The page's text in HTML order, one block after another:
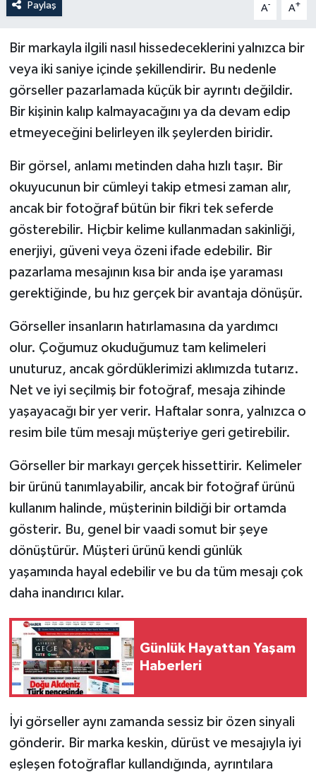
Paylaş A- A+
Bir markayla ilgili nasıl hissedeceklerini yalnızca bir
veya iki saniye içinde şekillendirir. Bu nedenle
görseller pazarlamada küçük bir ayrıntı değildir.
Bir kişinin kalıp kalmayacağını ya da devam edip
etmeyeceğini belirleyen ilk şeylerden biridir.
Bir görsel, anlamı metinden daha hızlı taşır. Bir
okuyucunun bir cümleyi takip etmesi zaman alır,
ancak bir fotoğraf bütün bir fikri tek seferde
gösterebilir. Hiçbir kelime kullanmadan sakinliği,
enerjiyi, güveni veya özeni ifade edebilir. Bir
pazarlama mesajının kısa bir anda işe yaraması
gerektiğinde, bu hız gerçek bir avantaja dönüşür.
Görseller insanların hatırlamasına da yardımcı
olur. Çoğumuz okuduğumuz tam kelimeleri
unuturuz, ancak gördüklerimizi aklımızda tutarız.
Net ve iyi seçilmiş bir fotoğraf, mesaja zihinde
yaşayacağı bir yer verir. Haftalar sonra, yalnızca o
resim bile tüm mesajı müşteriye geri getirebilir.
Görseller bir markayı gerçek hissettirir. Kelimeler
bir ürünü tanımlayabilir, ancak bir fotoğraf ürünü
kullanım halinde, müşterinin bildiği bir ortamda
gösterir. Bu, genel bir vaadi somut bir şeye
dönüştürür. Müşteri ürünü kendi günlük
yaşamında hayal edebilir ve bu da tüm mesajı çok
daha inandırıcı kılar.
Günlük Hayattan Yaşam
Haberleri
İyi görseller aynı zamanda sessiz bir özen sinyali
gönderir. Bir marka keskin, dürüst ve mesajıyla iyi
eşleşen fotoğraflar kullandığında, ayrıntılara